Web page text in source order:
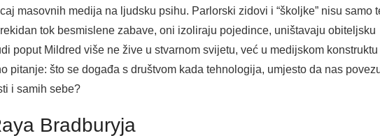
masovnih medija na ljudsku psihu. Parlorski zidovi i “školjke” nisu samo
tok besmislene zabave, oni izoliraju pojedince, uništavaju obiteljsku
poput Mildred više ne žive u stvarnom svijetu, već u medijskom
pitanje: što se događa s društvom kada tehnologija, umjesto da nas
i samih sebe?
Bradburyja